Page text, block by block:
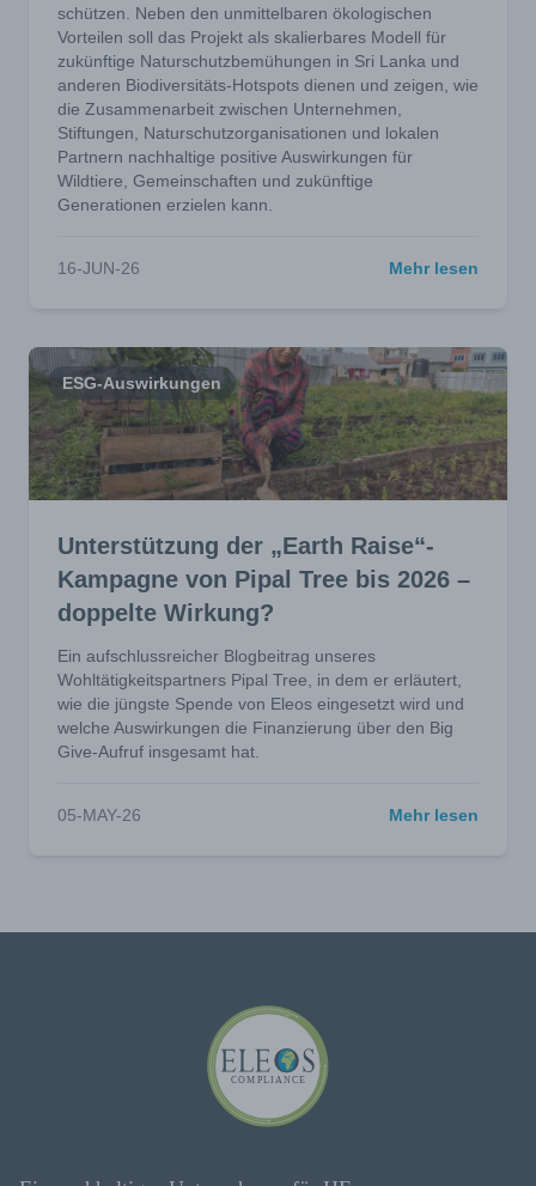
schützen. Neben den unmittelbaren ökologischen
Vorteilen soll das Projekt als skalierbares Modell für
zukünftige Naturschutzbemühungen in Sri Lanka und
anderen Biodiversitäts-Hotspots dienen und zeigen, wie
die Zusammenarbeit zwischen Unternehmen,
Stiftungen, Naturschutzorganisationen und lokalen
Partnern nachhaltige positive Auswirkungen für
Wildtiere, Gemeinschaften und zukünftige
Generationen erzielen kann.
16-JUN-26 Mehr lesen
ESG-Auswirkungen
Unterstützung der „Earth Raise“-
Kampagne von Pipal Tree bis 2026 –
doppelte Wirkung?
Ein aufschlussreicher Blogbeitrag unseres
Wohltätigkeitspartners Pipal Tree, in dem er erläutert,
wie die jüngste Spende von Eleos eingesetzt wird und
welche Auswirkungen die Finanzierung über den Big
Give-Aufruf insgesamt hat.
05-MAY-26 Mehr lesen